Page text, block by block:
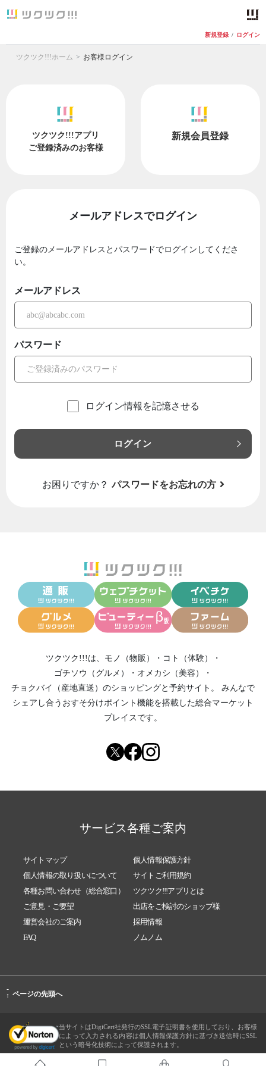
新規登録 / ログイン
ツクツク!!!ホーム お客様ログイン
ツクツク!!!アプリ
ご登録済みのお客様
新規会員登録
メールアドレスでログイン
ご登録のメールアドレスとパスワードでログインしてくださ
い。
メールアドレス
パスワード
ログイン情報を記憶させる
ログイン
お困りですか？ パスワードをお忘れの方
ツクツク!!!は、 モノ（物販） ・ コト（体験）
・
ゴチソウ（グルメ）
・ オメカシ（美容）
・
チョクバイ（産地直送） のショッピングと予約サイト。
みんなで
シェアし合う おすそ分けポイント機能を搭載した総合マーケット
プレイスです。
サービス各種ご案内
サイトマップ
個人情報保護方針
個人情報の取り扱いについて
サイトご利用規約
各種お問い合わせ（総合窓口）
ツクツク!!!アプリとは
ご意見・ご要望
出店をご検討のショップ様
運営会社のご案内
採用情報
FAQ
ノムノム
-
↑ ページの先頭へ
当サイトはDigiCert社発行のSSL電子証明書を使用しており、お客様
によって入力される内容は個人情報保護方針に基づき送信時にSSL
という暗号化技術によって保護されます。